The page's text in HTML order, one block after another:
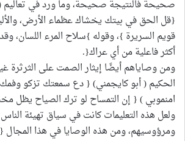
صحيحة فالنتيجة صحيحة، وما ورد في
{قل الحق في بيتك يخشاك عظماء الأرض،
قويم السريرة }، وقوله }سلاح المرء اللسان،
أكثر فاعلية من أي عراك{.
ومن وصاياهم أيضًا إيثار الصمت على الثرثرة
الحكيم ( أبو كايجمني) { دع سمعتك تزكو
امنموبي ) { إن التمساح لو ترك الصياح يظل
ولعل هذه التعليمات كانت في سياق تهيئة
ومرؤوسيهم، ومن هذه الوصايا في هذا المجال